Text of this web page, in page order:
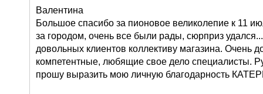
Валентина
Большое спасибо за пионовое великолепие к 11
за городом, очень все были рады, сюрприз
довольных клиентов коллективу магазина. Очень
компетентные, любящие свое дело специалисты.
прошу выразить мою личную благодарность